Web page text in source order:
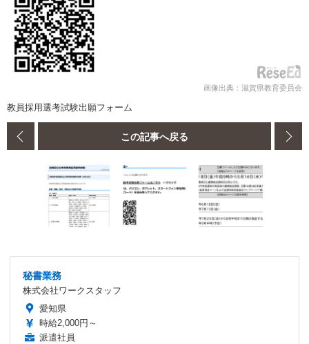
画像出典：滋賀県教育委員会
教員採用選考試験出願フォーム
この記事へ戻る
秘書業務
株式会社ワークスタッフ
愛知県
時給2,000円～
派遣社員